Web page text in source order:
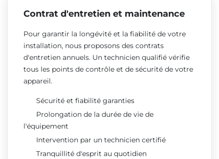
Contrat d'entretien et maintenance
Pour garantir la longévité et la fiabilité de votre
installation, nous proposons des contrats
d'entretien annuels. Un technicien qualifié vérifie
tous les points de contrôle et de sécurité de votre
appareil.
Sécurité et fiabilité garanties
Prolongation de la durée de vie de
l'équipement
Intervention par un technicien certifié
Tranquillité d'esprit au quotidien